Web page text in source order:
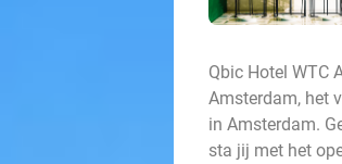
Qbic Hotel WTC
Amsterdam, het
in Amsterdam.
sta jij met het